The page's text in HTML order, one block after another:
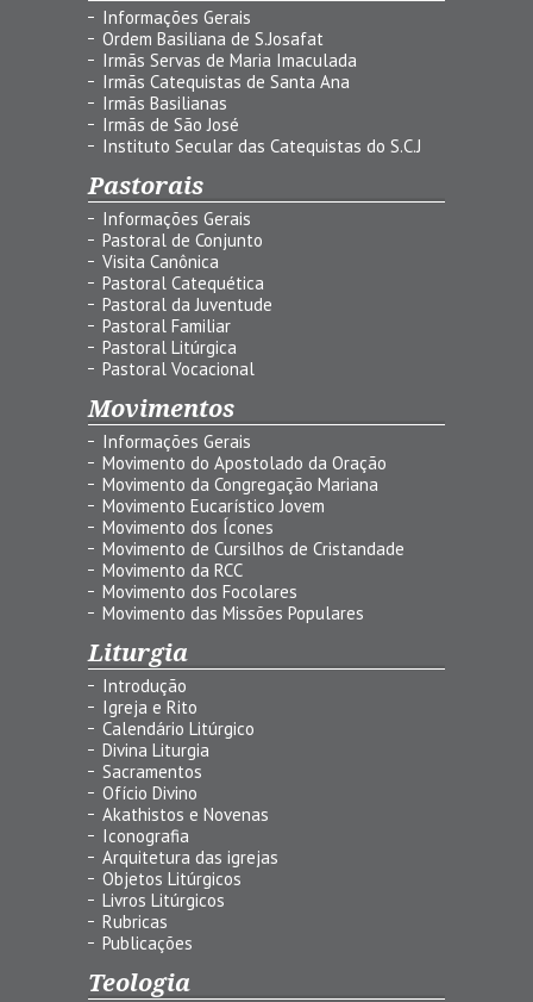
Informações Gerais
Ordem Basiliana de S.Josafat
Irmãs Servas de Maria Imaculada
Irmãs Catequistas de Santa Ana
Irmãs Basilianas
Irmãs de São José
Instituto Secular das Catequistas do S.C.J
Pastorais
Informações Gerais
Pastoral de Conjunto
Visita Canônica
Pastoral Catequética
Pastoral da Juventude
Pastoral Familiar
Pastoral Litúrgica
Pastoral Vocacional
Movimentos
Informações Gerais
Movimento do Apostolado da Oração
Movimento da Congregação Mariana
Movimento Eucarístico Jovem
Movimento dos Ícones
Movimento de Cursilhos de Cristandade
Movimento da RCC
Movimento dos Focolares
Movimento das Missões Populares
Liturgia
Introdução
Igreja e Rito
Calendário Litúrgico
Divina Liturgia
Sacramentos
Ofício Divino
Akathistos e Novenas
Iconografia
Arquitetura das igrejas
Objetos Litúrgicos
Livros Litúrgicos
Rubricas
Publicações
Teologia